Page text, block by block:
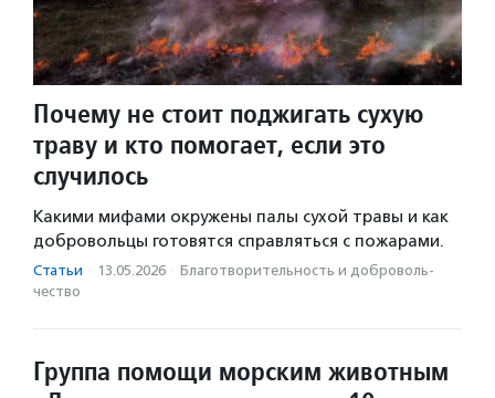
Почему не стоит поджигать сухую
траву и кто помогает, если это
случилось
Какими мифами окружены палы сухой травы и как
добровольцы готовятся справляться с пожарами.
Статьи · 13.05.2026 · Благотвори­тель­ность и доброволь­
чест­во
Группа помощи морским животным